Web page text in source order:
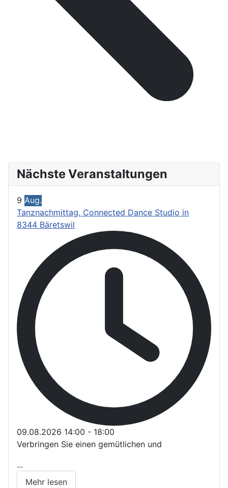
Nächste Veranstaltungen
9 Aug.
Tanznachmittag, Connected Dance Studio in
8344 Bäretswil
09.08.2026 14:00 - 18:00
Verbringen Sie einen gemütlichen und
...
Mehr lesen